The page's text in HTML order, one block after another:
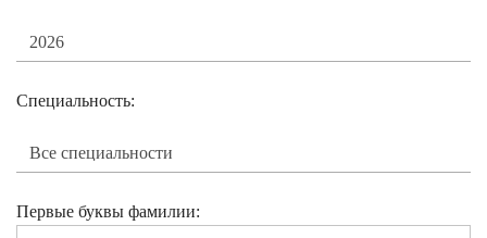
Специальность:
Первые буквы фамилии: